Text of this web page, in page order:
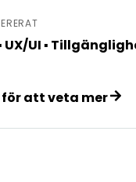
UX/UI ▪
att veta mer